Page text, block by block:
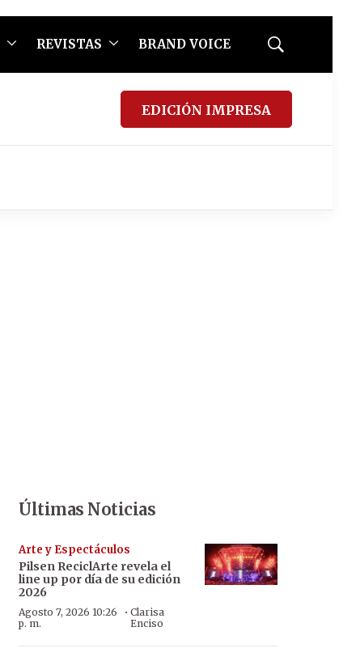
REVISTAS BRAND VOICE
Mostrar
EDICIÓN IMPRESA
Últimas Noticias
Arte y Espectáculos
Pilsen ReciclArte revela el
line up por día de su edición
2026
Agosto 7, 2026 10:26
p. m.
·Clarisa
Enciso